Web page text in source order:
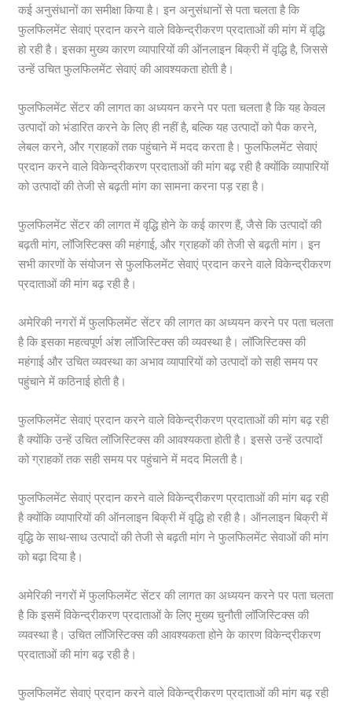
कई अनुसंधानों का समीक्षा किया है। इन अनुसंधानों से पता चलता है कि
फुलफिलमेंट सेवाएं प्रदान करने वाले विकेन्द्रीकरण प्रदाताओं की मांग में वृद्धि
हो रही है। इसका मुख्य कारण व्यापारियों की ऑनलाइन बिक्री में वृद्धि है, जिससे
उन्हें उचित फुलफिलमेंट सेवाएं की आवश्यकता होती है।
फुलफिलमेंट सेंटर की लागत का अध्ययन करने पर पता चलता है कि यह केवल
उत्पादों को भंडारित करने के लिए ही नहीं है, बल्कि यह उत्पादों को पैक करने,
लेबल करने, और ग्राहकों तक पहुंचाने में मदद करता है। फुलफिलमेंट सेवाएं
प्रदान करने वाले विकेन्द्रीकरण प्रदाताओं की मांग बढ़ रही है क्योंकि व्यापारियों
को उत्पादों की तेजी से बढ़ती मांग का सामना करना पड़ रहा है।
फुलफिलमेंट सेंटर की लागत में वृद्धि होने के कई कारण हैं, जैसे कि उत्पादों की
बढ़ती मांग, लॉजिस्टिक्स की महंगाई, और ग्राहकों की तेजी से बढ़ती मांग। इन
सभी कारणों के संयोजन से फुलफिलमेंट सेवाएं प्रदान करने वाले विकेन्द्रीकरण
प्रदाताओं की मांग बढ़ रही है।
अमेरिकी नगरों में फुलफिलमेंट सेंटर की लागत का अध्ययन करने पर पता चलता
है कि इसका महत्वपूर्ण अंश लॉजिस्टिक्स की व्यवस्था है। लॉजिस्टिक्स की
महंगाई और उचित व्यवस्था का अभाव व्यापारियों को उत्पादों को सही समय पर
पहुंचाने में कठिनाई होती है।
फुलफिलमेंट सेवाएं प्रदान करने वाले विकेन्द्रीकरण प्रदाताओं की मांग बढ़ रही
है क्योंकि उन्हें उचित लॉजिस्टिक्स की आवश्यकता होती है। इससे उन्हें उत्पादों
को ग्राहकों तक सही समय पर पहुंचाने में मदद मिलती है।
फुलफिलमेंट सेवाएं प्रदान करने वाले विकेन्द्रीकरण प्रदाताओं की मांग बढ़ रही
है क्योंकि व्यापारियों की ऑनलाइन बिक्री में वृद्धि हो रही है। ऑनलाइन बिक्री में
वृद्धि के साथ-साथ उत्पादों की तेजी से बढ़ती मांग ने फुलफिलमेंट सेवाओं की मांग
को बढ़ा दिया है।
अमेरिकी नगरों में फुलफिलमेंट सेंटर की लागत का अध्ययन करने पर पता चलता
है कि इसमें विकेन्द्रीकरण प्रदाताओं के लिए मुख्य चुनौती लॉजिस्टिक्स की
व्यवस्था है। उचित लॉजिस्टिक्स की आवश्यकता होने के कारण विकेन्द्रीकरण
प्रदाताओं की मांग बढ़ रही है।
फुलफिलमेंट सेवाएं प्रदान करने वाले विकेन्द्रीकरण प्रदाताओं की मांग बढ़ रही